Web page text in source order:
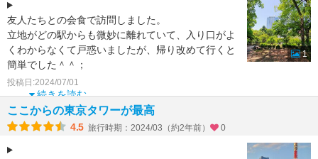
友人たちとの会食で訪問しました。
立地がどの駅からも微妙に離れていて、入り口がよ
くわからなくて戸惑いましたが、帰り改めて行くと
簡単でした＾＾；
三角の吹き抜けと、東京タワーと一緒にそびえたつ
立地が続きを読む
投稿日:2024/07/01
1
ここからの東京タワーが最高
4.5 旅行時期：2024/03（約2年前） 0